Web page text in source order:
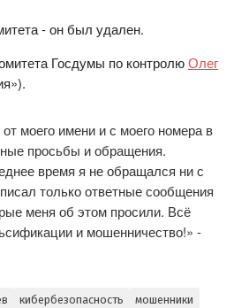
- он был удален.
Госдумы по контролюОлег
моего имени и с моего номера в
просьбы и обращения.
время я не обращался ни с
только ответные сообщения
меня об этом просили. Всё
и мошенничество!» -
кибербезопасность
мошенники